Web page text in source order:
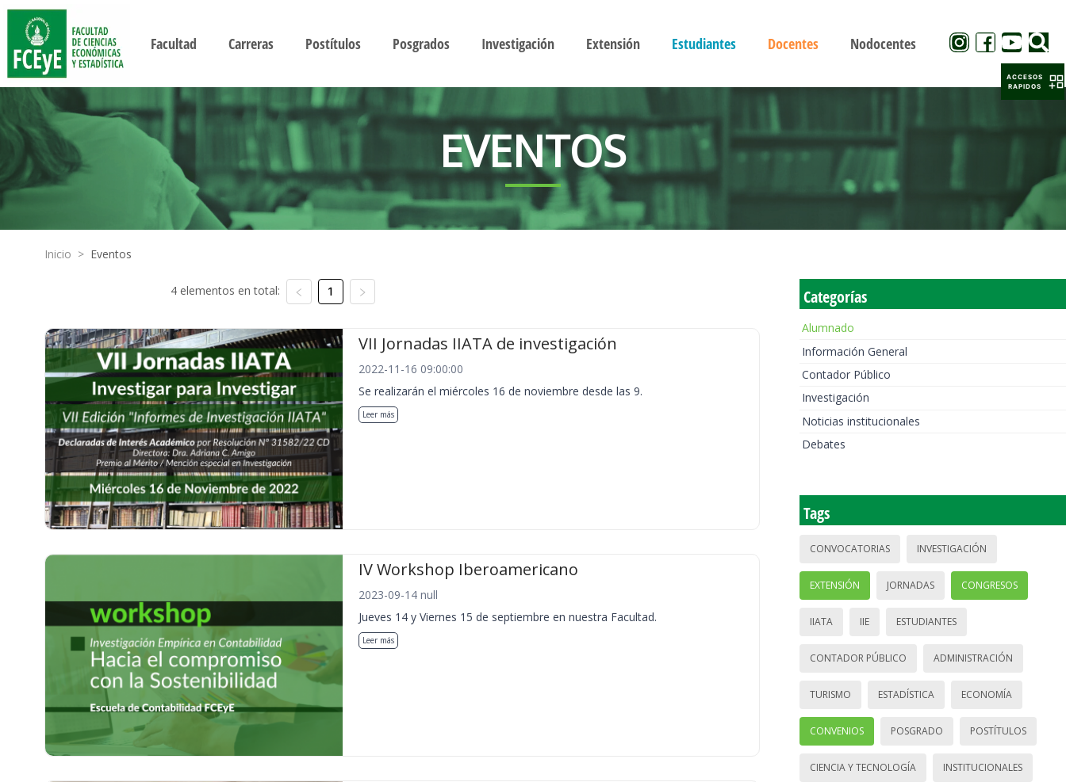
Facultad Carreras Postítulos Posgrados Investigación Extensión Estudiantes Docentes Nodocentes
EVENTOS
Inicio > Eventos
4 elementos en total: 1
VII Jornadas IIATA de investigación
2022-11-16 09:00:00
Se realizarán el miércoles 16 de noviembre desde las 9.
Leer más
IV Workshop Iberoamericano
2023-09-14 null
Jueves 14 y Viernes 15 de septiembre en nuestra Facultad.
Leer más
Categorías
Alumnado
Información General
Contador Público
Investigación
Noticias institucionales
Debates
Tags
CONVOCATORIAS INVESTIGACIÓN
EXTENSIÓN JORNADAS CONGRESOS
IIATA IIE ESTUDIANTES
CONTADOR PÚBLICO ADMINISTRACIÓN
TURISMO ESTADÍSTICA ECONOMÍA
CONVENIOS POSGRADO POSTÍTULOS
CIENCIA Y TECNOLOGÍA INSTITUCIONALES
ACCESOS
RAPIDOS